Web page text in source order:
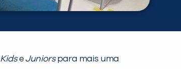
KidseJuniorspara mais uma